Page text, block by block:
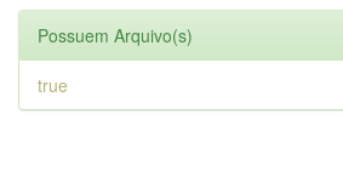
Possuem Arquivo(s)
true